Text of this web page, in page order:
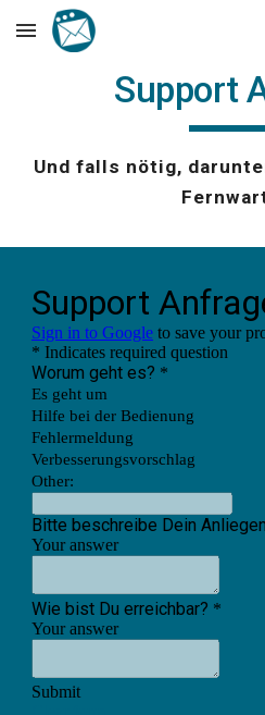
Skip to main content
Support
Und falls nötig,